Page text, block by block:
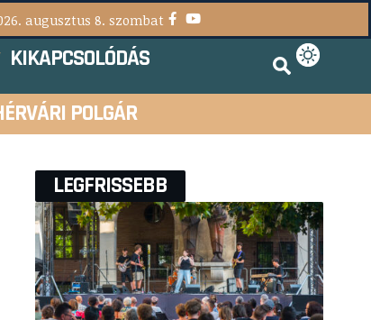
augusztus 8. szombat
KIKAPCSOLÓDÁS
POLGÁR
LEGFRISSEBB